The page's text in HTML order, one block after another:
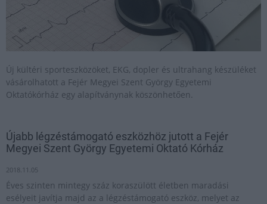
Új kültéri sporteszközöket, EKG, dopler és ultrahang készüléket
vásárolhatott a Fejér Megyei Szent György Egyetemi
Oktatókórház egy alapítványnak köszönhetően.
Újabb légzéstámogató eszközhöz jutott a Fejér
Megyei Szent György Egyetemi Oktató Kórház
2018.11.05
Éves szinten mintegy száz koraszülött életben maradási
esélyeit javítja majd az a légzéstámogató eszköz, melyet az